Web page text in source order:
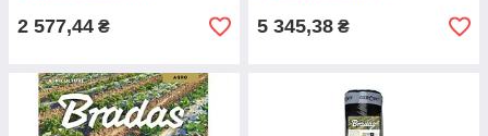
2 577,44 ₴ 5 345,38 ₴